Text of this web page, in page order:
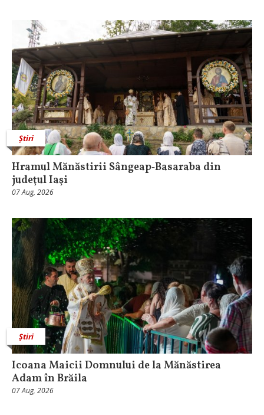
Știri
Hramul Mănăstirii Sângeap‑Basaraba din
judeţul Iaşi
07 Aug, 2026
Știri
Icoana Maicii Domnului de la Mănăstirea
Adam în Brăila
07 Aug, 2026